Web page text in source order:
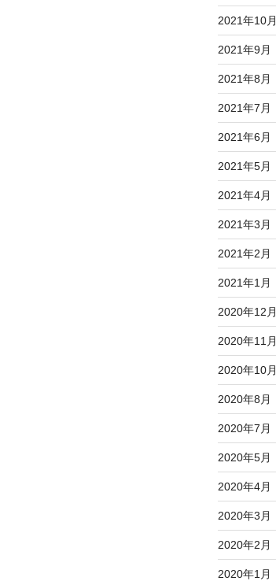
2021年10月
2021年9月
2021年8月
2021年7月
2021年6月
2021年5月
2021年4月
2021年3月
2021年2月
2021年1月
2020年12月
2020年11月
2020年10月
2020年8月
2020年7月
2020年5月
2020年4月
2020年3月
2020年2月
2020年1月